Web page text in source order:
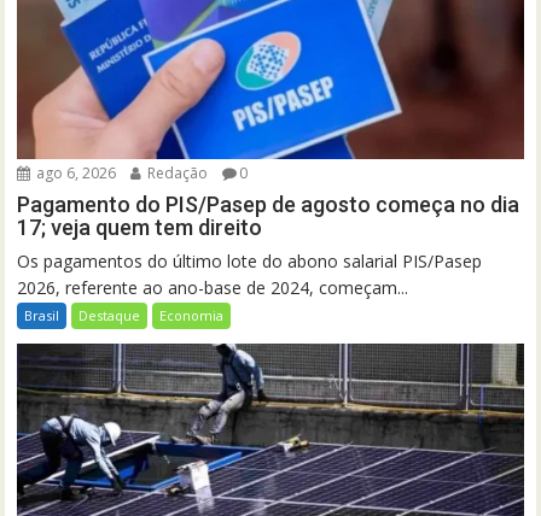
ago 6, 2026 Redação 0
Pagamento do PIS/Pasep de agosto começa no dia
17; veja quem tem direito
Os pagamentos do último lote do abono salarial PIS/Pasep
2026, referente ao ano-base de 2024, começam...
Brasil Destaque Economia